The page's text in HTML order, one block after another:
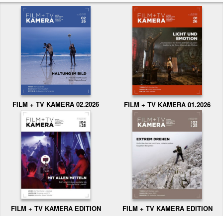
FILM + TV KAMERA 02.2026 FILM + TV KAMERA 01.2026
FILM + TV KAMERA EDITION
FILM + TV KAMERA EDITION